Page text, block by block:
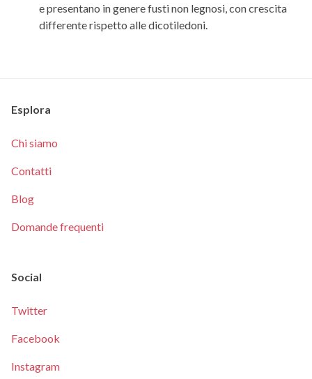
e presentano in genere fusti non legnosi, con crescita
differente rispetto alle dicotiledoni.
Esplora
Chi siamo
Contatti
Blog
Domande frequenti
Social
Twitter
Facebook
Instagram